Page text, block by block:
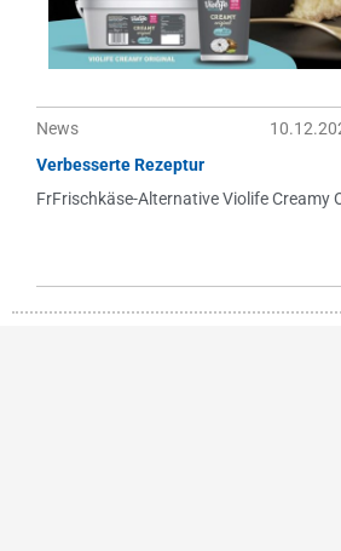
News
Verbesserte Rezeptur
FrFrischkäse-Alternative Violife Creamy